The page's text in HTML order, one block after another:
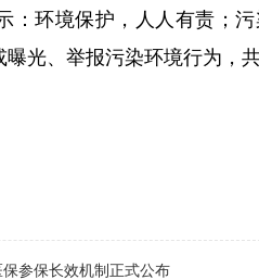
环境保护，人人有责；污
光、举报污染环境行为，
参保长效机制正式公布